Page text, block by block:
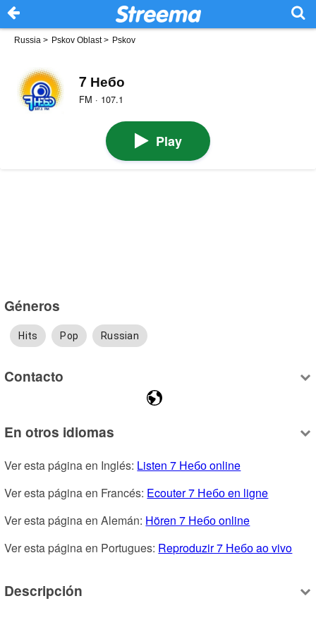
Russia > Pskov Oblast> Pskov
7 Небо
FM · 107.1
Play
Géneros
Hits Pop Russian
Contacto
En otros idiomas
Ver esta página en Inglés: Listen 7 Небо online
Ver esta página en Francés: Ecouter 7 Небо en ligne
Ver esta página en Alemán: Hören 7 Небо online
Ver esta página en Portugues: Reproduzir 7 Небо ao vivo
Descripción